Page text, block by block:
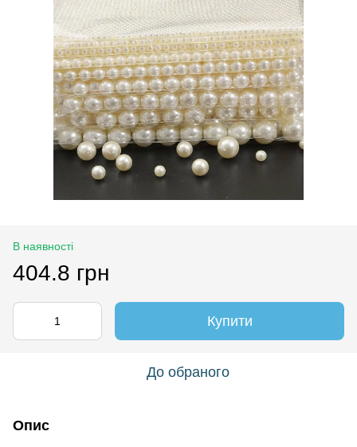
В наявності
404.8 грн
Купити
До обраного
Опис